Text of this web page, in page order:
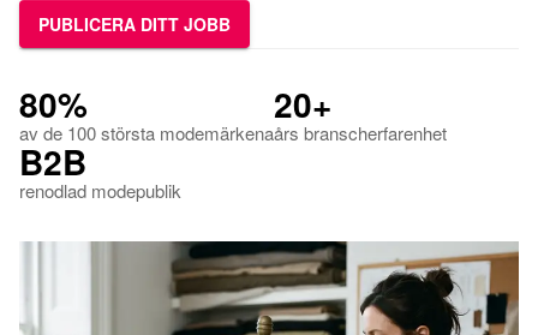
PUBLICERA DITT JOBB
80%
av de 100 största modemärkena
20+
års branscherfarenhet
B2B
renodlad modepublik